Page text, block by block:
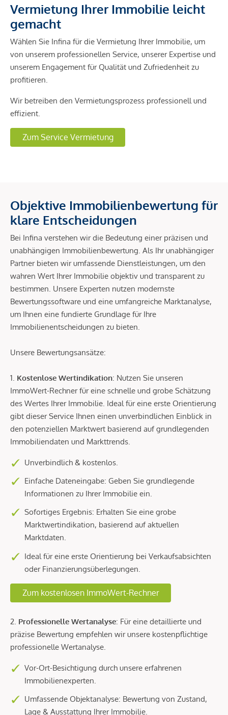
Vermietung Ihrer Immobilie leicht
gemacht
Wählen Sie Infina für die Vermietung Ihrer Immobilie, um
von unserem professionellen Service, unserer Expertise und
unserem Engagement für Qualität und Zufriedenheit zu
profitieren.
Wir betreiben den Vermietungsprozess professionell und
effizient.
Zum Service Vermietung
Objektive Immobilienbewertung für
klare Entscheidungen
Bei Infina verstehen wir die Bedeutung einer präzisen und
unabhängigen Immobilienbewertung. Als Ihr unabhängiger
Partner bieten wir umfassende Dienstleistungen, um den
wahren Wert Ihrer Immobilie objektiv und transparent zu
bestimmen. Unsere Experten nutzen modernste
Bewertungssoftware und eine umfangreiche Marktanalyse,
um Ihnen eine fundierte Grundlage für Ihre
Immobilienentscheidungen zu bieten.
Unsere Bewertungsansätze:
1. Kostenlose Wertindikation: Nutzen Sie unseren
ImmoWert-Rechner für eine schnelle und grobe Schätzung
des Wertes Ihrer Immobilie. Ideal für eine erste Orientierung
gibt dieser Service Ihnen einen unverbindlichen Einblick in
den potenziellen Marktwert basierend auf grundlegenden
Immobiliendaten und Markttrends.
Unverbindlich & kostenlos.
Einfache Dateneingabe: Geben Sie grundlegende
Informationen zu Ihrer Immobilie ein.
Sofortiges Ergebnis: Erhalten Sie eine grobe
Marktwertindikation, basierend auf aktuellen
Marktdaten.
Ideal für eine erste Orientierung bei Verkaufsabsichten
oder Finanzierungsüberlegungen.
Zum kostenlosen ImmoWert-Rechner
2. Professionelle Wertanalyse: Für eine detaillierte und
präzise Bewertung empfehlen wir unsere kostenpflichtige
professionelle Wertanalyse.
Vor-Ort-Besichtigung durch unsere erfahrenen
Immobilienexperten.
Umfassende Objektanalyse: Bewertung von Zustand,
Lage & Ausstattung Ihrer Immobilie.